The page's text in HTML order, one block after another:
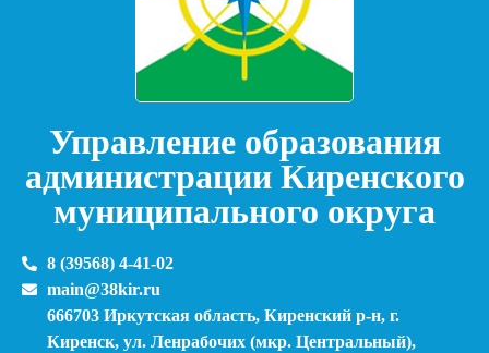
Управление образования
администрации Киренского
муниципального округа
8 (39568) 4-41-02
main@38kir.ru
666703 Иркутская область, Киренский р-н, г.
Киренск, ул. Ленрабочих (мкр. Центральный),